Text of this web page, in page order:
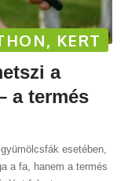
KERT
a
a termés
esetében,
a fa, hanem a termés